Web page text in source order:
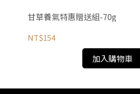
甘草養氣特惠贈送組-70g
NT$154
加入購物車